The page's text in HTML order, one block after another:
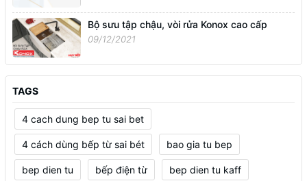
Bộ sưu tập chậu, vòi rửa Konox cao cấp
09/12/2021
TAGS
4 cach dung bep tu sai bet
4 cách dùng bếp từ sai bét bao gia tu bep
bep dien tu bếp điện từ bep dien tu kaff